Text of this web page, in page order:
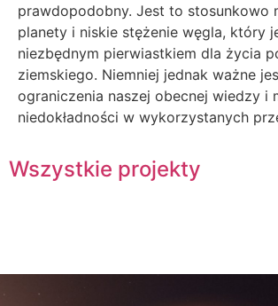
prawdopodobny. Jest to stosunkowo
planety i niskie stężenie węgla, który
niezbędnym pierwiastkiem dla życia
ziemskiego. Niemniej jednak ważne
ograniczenia naszej obecnej wiedzy i
niedokładności w wykorzystanych
Wszystkie projekty